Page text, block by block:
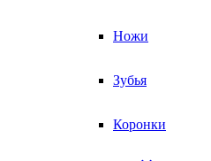
Ножи
Зубья
Коронки